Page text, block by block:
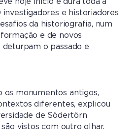
investigadores e historiadores
da historiografia, num
e de novos
o passado e
os monumentos antigos,
diferentes, explicou
de Södertörn
vistos com outro olhar.